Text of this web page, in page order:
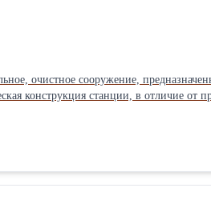
очистное сооружение,
конструкция станции, в отличие от
Способ очистки Биологический
Полиэтилен низкого давления (ПНД)